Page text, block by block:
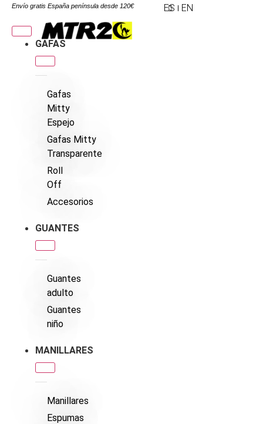
Envío gratis España península desde 120€ ES EN
GAFAS
Gafas
Mitty
Espejo
Gafas Mitty
Transparente
Roll
Off
Accesorios
GUANTES
Guantes
adulto
Guantes
niño
MANILLARES
Manillares
Espumas